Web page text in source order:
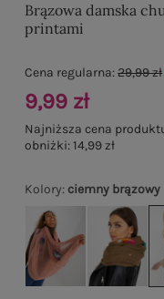
Brązowa damska
printami
Kolory: ciemny brązowy
Cena regularna:29,99 zł
9,99 zł
Najniższa cena
obniżki:14,99 zł